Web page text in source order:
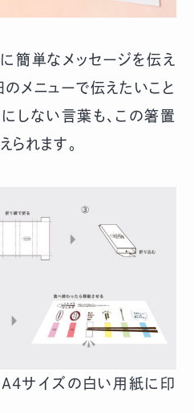
簡単なメッセージを伝え
メニューで伝えたいこと
にしない言葉も、この箸置
られます。
A4サイズの白い用紙に印